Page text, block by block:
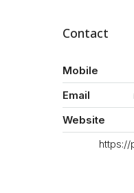
Contact
Mobile
Email
Website
https://